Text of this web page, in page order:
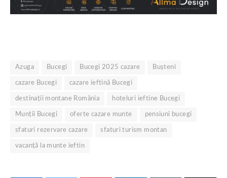
Azuga Bucegi Bucegi 2025 cazare Bușteni
cazare Bucegi cazare ieftină Bucegi
destinații montane România hoteluri ieftine Bucegi
Munții Bucegi oferte cazare munte pensiuni bucegi
sfaturi rezervare cazare sfaturi turism montan
vacanță la munte ieftin